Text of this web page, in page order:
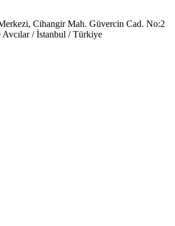
Cihangir Mah. Güvercin Cad. No:2
/ İstanbul / Türkiye